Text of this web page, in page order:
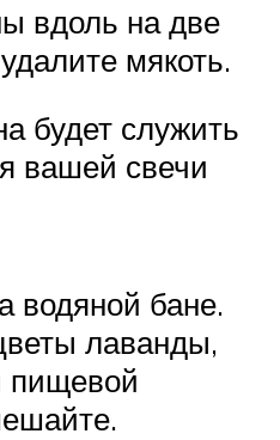
вдоль на две
мякоть.
будет служить
вашей свечи
водяной бане.
лаванды,
пищевой